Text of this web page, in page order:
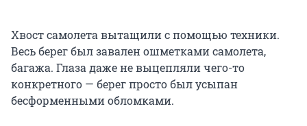
Хвост самолета вытащили с помощью техники.
Весь берег был завален ошметками самолета,
багажа. Глаза даже не выцепляли чего-то
конкретного — берег просто был усыпан
бесформенными обломками.